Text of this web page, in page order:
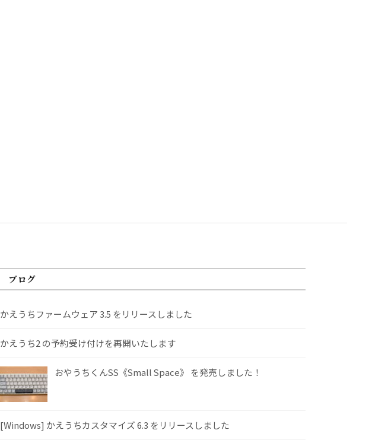
ブログ
かえうちファームウェア 3.5 をリリースしました
かえうち2 の予約受け付けを再開いたします
おやうちくんSS《Small Space》 を発売しました！
[Windows] かえうちカスタマイズ 6.3 をリリースしました